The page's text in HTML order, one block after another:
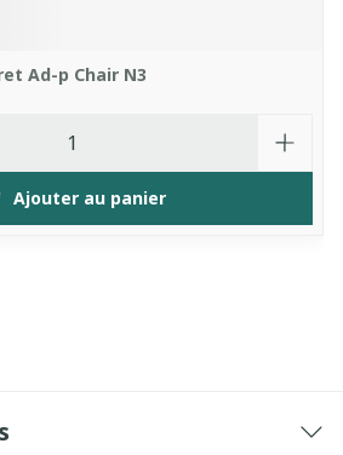
Ad-p Chair N3
Ajouter au panier